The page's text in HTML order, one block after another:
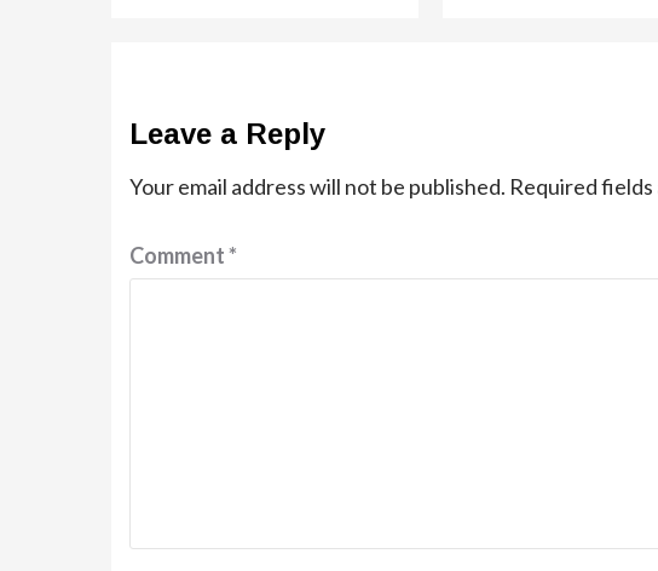
Leave a Reply
Your email address will not be published. Required fields
Comment*